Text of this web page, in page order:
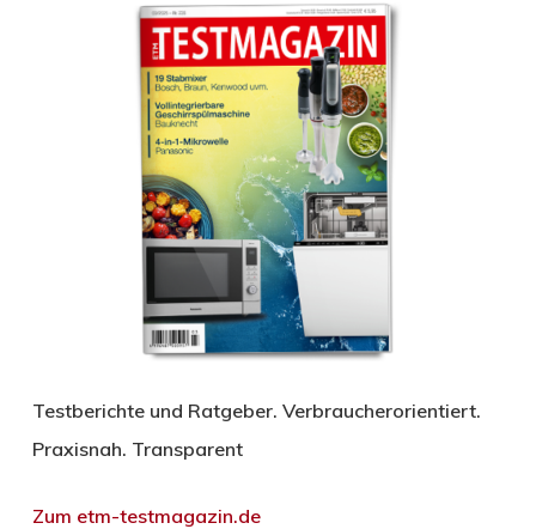
Testberichte und Ratgeber. Verbraucherorientiert.
Praxisnah. Transparent
Zum etm-testmagazin.de